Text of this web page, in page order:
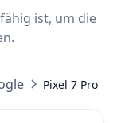
ist, um die
Pixel 7 Pro